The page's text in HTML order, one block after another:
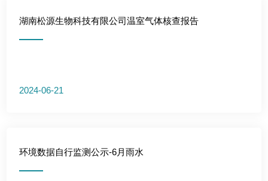
湖南松源生物科技有限公司温室气体核查报告
2024-06-21
环境数据自行监测公示-6月雨水